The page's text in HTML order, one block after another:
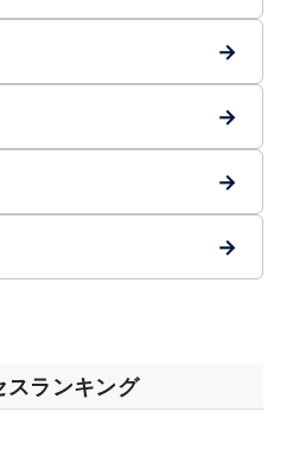
→
→
→
→
スランキング